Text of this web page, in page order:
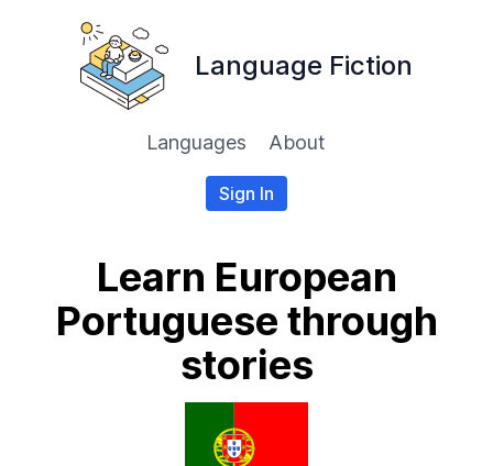
Language Fiction
Languages About
Sign In
Learn European
Portuguese through
stories